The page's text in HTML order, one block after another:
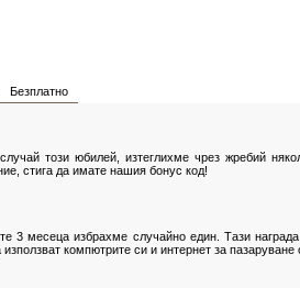
Безплатно
този юбилей, изтеглихме чрез жребий
стига да имате нашия бонус код!
3 месеца избрахме случайно един. Тази
компютрите си и интернет за пазаруване